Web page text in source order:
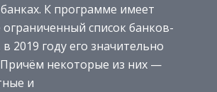
К программе имеет
список банков-
2019 году его значительно
Причём некоторые из них —
и